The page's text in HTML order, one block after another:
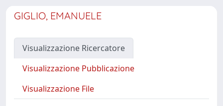
GIGLIO, EMANUELE
Visualizzazione Ricercatore
Visualizzazione Pubblicazione
Visualizzazione File